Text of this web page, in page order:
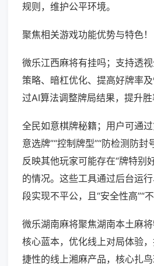
规则，维护公平环境。
聚焦相关游戏功能优势与特色！
微乐江西麻将有挂吗；支持透
策略、暗杠优化、提高好牌率
过AI算法调整牌局结果，提升胜
全民如意棋牌秘籍；用户可通
意选牌”“控制牌型”“防检测防封
反映其他玩家可能存在“牌特别
的情况。这些工具通过后台运
段实现不平公，且“安全性高”“不
微乐湖南麻将聚焦湖南本土麻
核心蓝本，优化线上对局体验
捷性的线上湘麻产品，核心扎